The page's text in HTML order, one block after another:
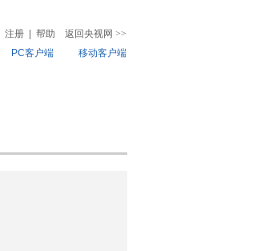
注册 帮助 返回央视网 >>
PC客户端
移动客户端